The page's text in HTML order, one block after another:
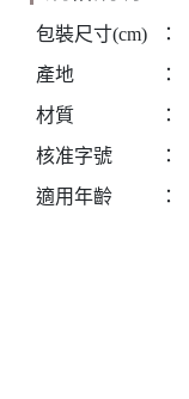
包裝尺寸(cm) ：
產地
：
材質
：
核准字號
：
適用年齡
：